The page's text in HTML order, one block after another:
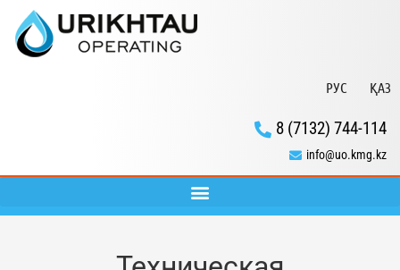
РУС ҚАЗ
8 (7132) 744-114
info@uo.kmg.kz